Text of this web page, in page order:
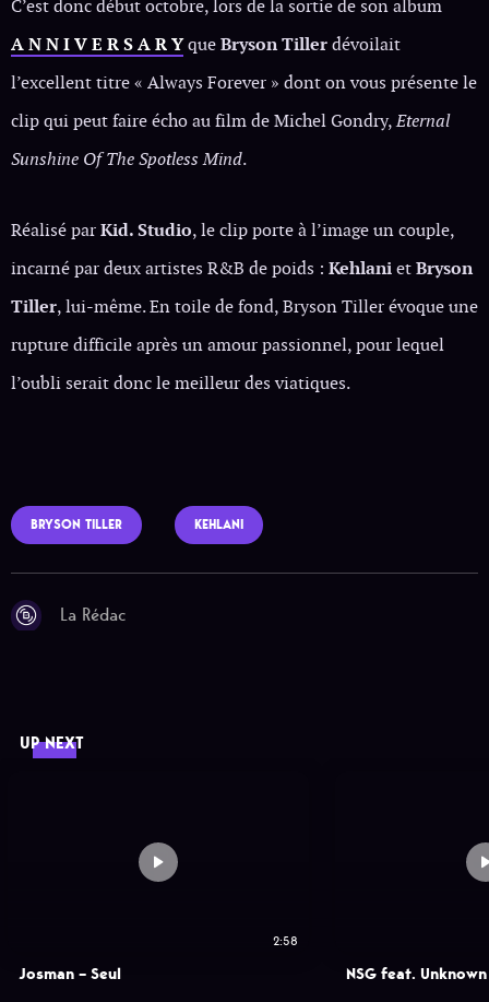
C’est donc début octobre, lors de la sortie de son album
A N N I V E R S A R YqueBryson Tillerdévoilait
l’excellent titre « Always Forever » dont on vous présente le
clip qui peut faire écho au film de Michel Gondry,Eternal
Sunshine Of The Spotless Mind.
Réalisé parKid. Studio, le clip porte à l’image un couple,
incarné par deux artistes R&B de poids : KehlanietBryson
Tiller, lui-même. En toile de fond, Bryson Tiller évoque une
rupture difficile après un amour passionnel, pour lequel
l’oubli serait donc le meilleur des viatiques.
BRYSON TILLER KEHLANI
La Rédac
UP NEXT
2:58
Josman – Seul NSG feat.